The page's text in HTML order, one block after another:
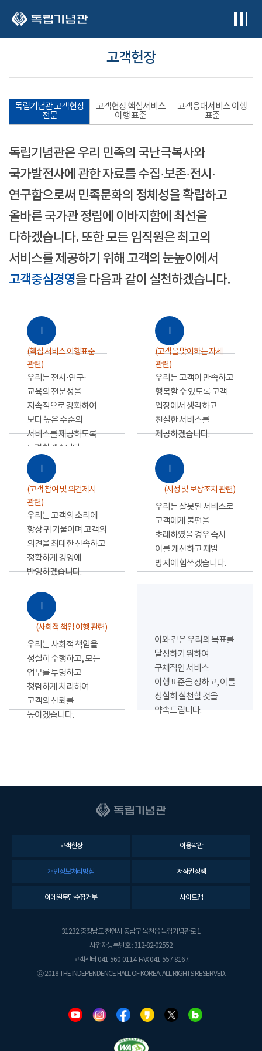
고객헌장
독립기념관 고객헌장
전문
고객헌장 핵심서비스
이행 표준
고객응대서비스 이행
표준
독립기념관은 우리 민족의 국난극복사와
국가발전사에 관한 자료를 수집·보존·전시·
연구함으로써 민족문화의 정체성을 확립하고
올바른 국가관 정립에 이바지함에 최선을
다하겠습니다. 또한 모든 임직원은 최고의
서비스를 제공하기 위해 고객의 눈높이에서
고객중심경영을 다음과 같이 실천하겠습니다.
Ⅰ
(핵심 서비스 이행표준
관련)
우리는 전시·연구·
교육의 전문성을
지속적으로 강화하여
보다 높은 수준의
서비스를 제공하도록
노력하겠습니다.
Ⅰ
(고객을 맞이하는 자세
관련)
우리는 고객이 만족하고
행복할 수 있도록 고객
입장에서 생각하고
친절한 서비스를
제공하겠습니다.
Ⅰ
(고객 참여 및 의견제시
관련)
우리는 고객의 소리에
항상 귀 기울이며 고객의
의견을 최대한 신속하고
정확하게 경영에
반영하겠습니다.
Ⅰ
(시정 및 보상조치 관련)
우리는 잘못된 서비스로
고객에게 불편을
초래하였을 경우 즉시
이를 개선하고 재발
방지에 힘쓰겠습니다.
Ⅰ
(사회적 책임 이행 관련)
우리는 사회적 책임을
성실히 수행하고, 모든
업무를 투명하고
청렴하게 처리하여
고객의 신뢰를
높이겠습니다.
이와 같은 우리의 목표를
달성하기 위하여
구체적인 서비스
이행표준을 정하고, 이를
성실히 실천할 것을
약속드립니다.
고객헌장 이용약관
개인정보처리방침 저작권정책
이메일무단수집거부 사이트맵
31232 충청남도 천안시 동남구 목천읍 독립기념관로 1
사업자등록번호 : 312-82-02552
고객센터 041-560-0114. FAX 041-557-8167.
ⓒ 2018 THE INDEPENDENCE HALL OF KOREA. ALL RIGHTS RESERVED.